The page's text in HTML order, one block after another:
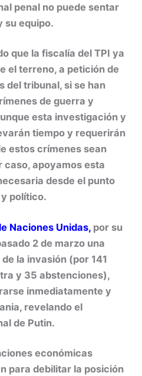
penal no puede sentar
su equipo.
que la fiscalía del TPI ya
el terreno, a petición de
del tribunal, si se han
de guerra y
esta investigación y
tiempo y requerirán
estos crímenes sean
caso, apoyamos esta
desde el punto
político.
Naciones Unidas, por su
2 de marzo una
la invasión (por 141
y 35 abstenciones),
inmediatamente y
revelando el
de Putin.
económicas
para debilitar la posición